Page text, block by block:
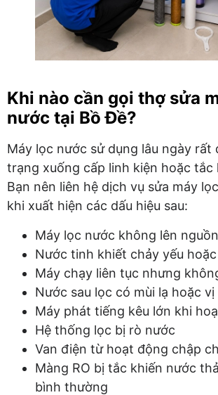
Khi nào cần gọi thợ sửa
nước tại Bồ Đề?
Máy lọc nước sử dụng lâu ngày rất
trạng xuống cấp linh kiện hoặc tắc
Bạn nên liên hệ dịch vụ sửa máy
khi xuất hiện các dấu hiệu sau:
Máy lọc nước không lên nguồn
Nước tinh khiết chảy yếu
Máy chạy liên tục nhưng
Nước sau lọc có mùi lạ hoặc
Máy phát tiếng kêu lớn khi
Hệ thống lọc bị rò nước
Van điện từ hoạt động chập
Màng RO bị tắc khiến nước
bình thường